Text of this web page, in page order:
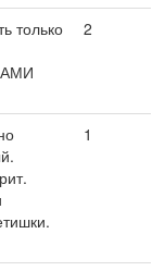
только
2
1